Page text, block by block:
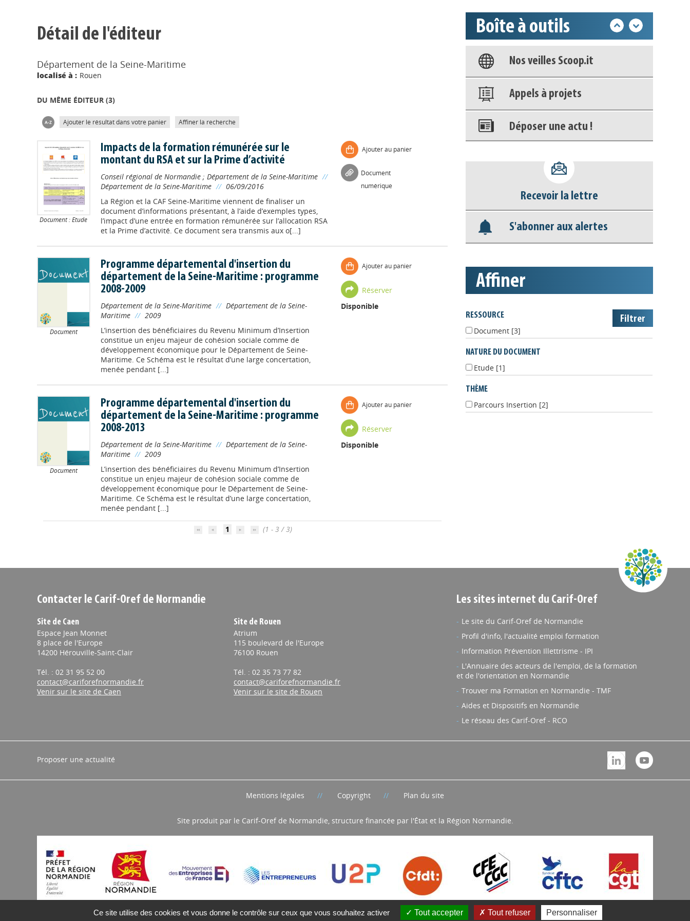
Détail de l'éditeur
Département de la Seine-Maritime
localisé à : Rouen
DU MÊME ÉDITEUR (3)
Ajouter le résultat dans votre panier Affiner la recherche
Document : Etude
Impacts de la formation rémunérée sur le
montant du RSA et sur la Prime d’activité
Conseil régional de Normandie; Département de la Seine-Maritime //
Département de la Seine-Maritime // 06/09/2016
La Région et la CAF Seine-Maritime viennent de finaliser un
document d’informations présentant, à l’aide d’exemples types,
l’impact d’une entrée en formation rémunérée sur l’allocation RSA
et la Prime d’activité. Ce document sera transmis aux o[...]
Ajouter au panier
Document
numérique
Document
Programme départemental d'insertion du
département de la Seine-Maritime : programme
2008-2009
Département de la Seine-Maritime // Département de la Seine-
Maritime // 2009
L’insertion des bénéficiaires du Revenu Minimum d’Insertion
constitue un enjeu majeur de cohésion sociale comme de
développement économique pour le Département de Seine-
Maritime. Ce Schéma est le résultat d’une large concertation,
menée pendant [...]
Ajouter au panier
Réserver
Disponible
Document
Programme départemental d'insertion du
département de la Seine-Maritime : programme
2008-2013
Département de la Seine-Maritime // Département de la Seine-
Maritime // 2009
L’insertion des bénéficiaires du Revenu Minimum d’Insertion
constitue un enjeu majeur de cohésion sociale comme de
développement économique pour le Département de Seine-
Maritime. Ce Schéma est le résultat d’une large concertation,
menée pendant [...]
Ajouter au panier
Réserver
Disponible
1 (1 - 3 / 3)
Boîte à outils
Base documentaire
Nos veilles Scoop.it
Appels à projets
Déposer une actu !
déconnecter)
Base documentaire
Nos veilles Scoop.it
Recevoir la lettre
S'abonner aux alertes
affiner
RESSOURCE
Document [3]
NATURE DU DOCUMENT
Etude [1]
THÈME
Parcours Insertion [2]
Contacter le Carif-Oref de Normandie
Site de Caen
Espace Jean Monnet
8 place de l'Europe
14200 Hérouville-Saint-Clair
Tél. : 02 31 95 52 00
contact@cariforefnormandie.fr
Venir sur le site de Caen
Site de Rouen
Atrium
115 boulevard de l'Europe
76100 Rouen
Tél. : 02 35 73 77 82
contact@cariforefnormandie.fr
Venir sur le site de Rouen
Les sites internet du Carif-Oref
Le site du Carif-Oref de Normandie
Profil d'info, l'actualité emploi formation
Information Prévention Illettrisme - IPI
L'Annuaire des acteurs de l'emploi, de la formation
et de l'orientation en Normandie
Trouver ma Formation en Normandie - TMF
Aides et Dispositifs en Normandie
Le réseau des Carif-Oref - RCO
Proposer une actualité
Mentions légales Copyright Plan du site
Site produit par le Carif-Oref de Normandie, structure financée par l'État et la Région Normandie.
Ce site utilise des cookies et vous donne le contrôle sur ceux que vous souhaitez activer Tout accepter Tout refuser Personnaliser